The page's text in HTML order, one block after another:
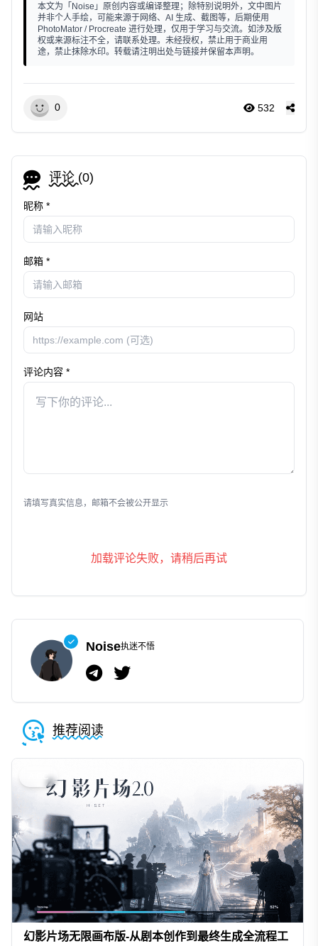
本文为「Noise」原创内容或编译整理；除特别说明外，文中图片
并非个人手绘，可能来源于网络、AI 生成、截图等，后期使用
PhotoMator / Procreate 进行处理，仅用于学习与交流。如涉及版
权或来源标注不全，请联系处理。未经授权，禁止用于商业用
途，禁止抹除水印。转载请注明出处与链接并保留本声明。
0 532
评论 (0)
昵称 *
邮箱 *
网站
评论内容 *
请填写真实信息，邮箱不会被公开显示
加载评论失败，请稍后再试
Noise执迷不悟
推荐阅读
AIGC
幻影片场无限画布版-从剧本创作到最终生成全流程工